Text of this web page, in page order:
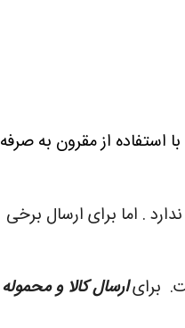
با استفاده از مقرون به صرفه
. اما برای ارسال برخی
برایارسال کالا و محموله